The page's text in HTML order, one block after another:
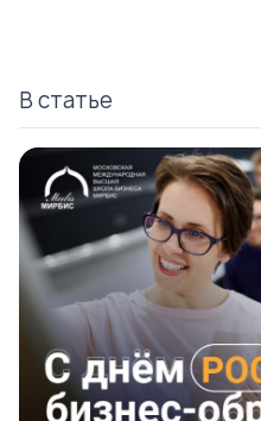
В статье